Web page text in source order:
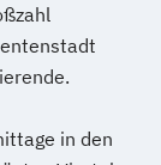
in den